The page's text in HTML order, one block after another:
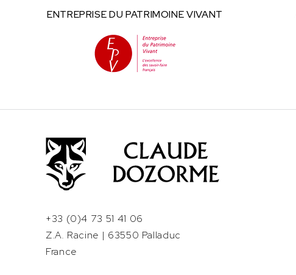
ENTREPRISE DU PATRIMOINE VIVANT
+33 (0)4 73 51 41 06
Z.A. Racine | 63550 Palladuc
France